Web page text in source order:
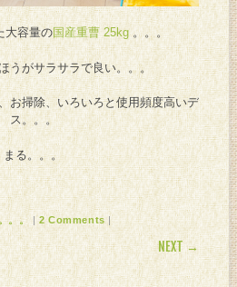
大容量の国産重曹 25kg。。。
うがサラサラで良い。。。
お掃除、いろいろと使用頻度高いデ
ス。。。
まる。。。
。。 |2 Comments |
NEXT →